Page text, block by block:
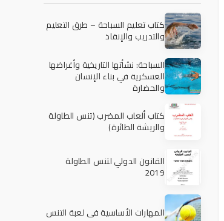
كتاب تعليم السباحة – طرق التعليم
والتدريب والإنقاذ
السباحة: نشأتها التاريخية وأغراضها
العسكرية في بناء الإنسان
والحضارة
كتاب ألعاب المضرب (تنس الطاولة
والريشة الطائرة)
القانون الدولي لتنس الطاولة
2019
المهارات الأساسية في لعبة التنس